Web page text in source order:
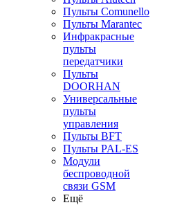
Пульты Сomunello
Пульты Marantec
Инфракрасные
пульты
передатчики
Пульты
DOORHAN
Универсальные
пульты
управления
Пульты BFT
Пульты PAL-ES
Модули
беспроводной
связи GSM
Ещё